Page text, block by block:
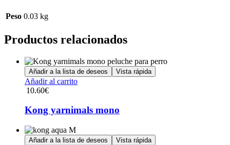
Peso 0.03 kg
Productos relacionados
Añadir a la lista de deseos Vista rápida
Añadir al carrito
10.60€
Kong yarnimals mono
Añadir a la lista de deseos Vista rápida